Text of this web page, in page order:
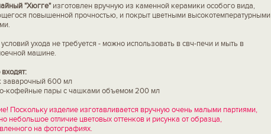
"Хюгге"изготовлен вручную из каменной керамики особого вида,
повышенной прочностью, и покрыт цветными высокотемпературными
ухода не требуется - можно использовать в свч-печи и мыть в
машине.
заварочный 600 мл
кофейные пары с чашками объемом 200 мл
Поскольку изделие изготавливается вручную очень малыми партиями,
небольшое отличие цветовых оттенков и рисунка от образца,
на фотографиях.